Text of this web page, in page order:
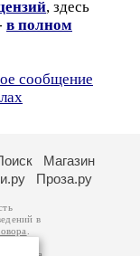
, здесь
в полном
сообщение
Магазин
Проза.ру
в